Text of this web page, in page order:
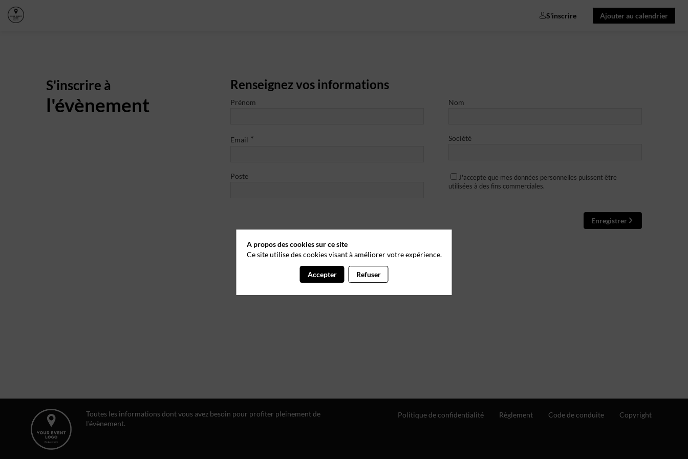
S'inscrire Ajouter au calendrier
S'inscrire à
l'évènement
Renseignez vos informations
Prénom Nom
Email * Société
Poste
J'accepte que mes données personnelles puissent être
utilisées à des fins commerciales.
Enregistrer
Toutes les informations dont vous avez besoin pour profiter pleinement de
l'évènement.
Politique de confidentialité Règlement Code de conduite Copyright
A propos des cookies sur ce site
Ce site utilise des cookies visant à améliorer votre expérience.
Accepter Refuser